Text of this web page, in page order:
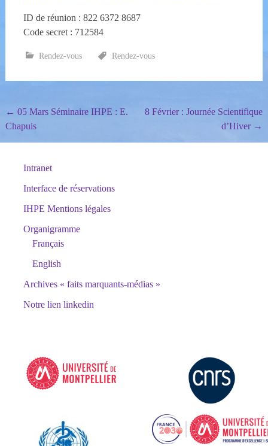
ID de réunion : 822 6372 8687
Code secret : 712584
Rendez-vous Rendez-vous
Post
navigation
← 05 Mars Séminaire IHPE : E.
Chapuis
8 Février : Journée Scientifique
d’Hiver →
Intranet
Interface de réservations
IHPE Mentions légales
Organigramme
Français
English
Archives « faits marquants-médias »
Notre lien linkedin